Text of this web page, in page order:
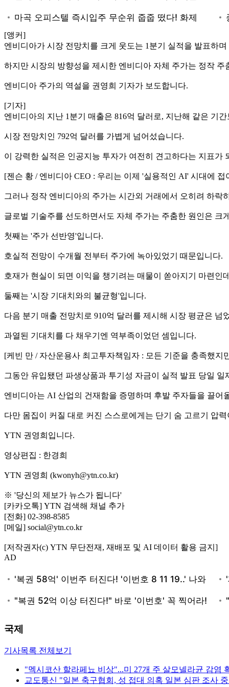
[앵커]
엔비디아가 시장 전망치를 크게 웃도는 1분기 실적을 발표하
하지만 시장의 방향성을 제시한 엔비디아 자체 주가는 정작 주
엔비디아 주가의 역설을 권영희 기자가 보도합니다.
[기자]
엔비디아의 지난 1분기 매출은 816억 달러로, 지난해 같은 기
시장 전망치인 792억 달러를 가볍게 넘어섰습니다.
이 강력한 실적은 인공지능 투자가 여전히 견고하다는 지표
[젠슨 황 / 엔비디아 CEO : 우리는 이제 '실용적인 AI' 시대에
그러나 정작 엔비디아의 주가는 시간외 거래에서 오히려 하락
글로벌 기술주를 선도하면서도 자체 주가는 주춤한 원인은 크
첫째는 '주가 선반영'입니다.
호실적 전망이 수개월 전부터 주가에 녹아있었기 때문입니다.
호재가 현실이 되면 이익을 챙기려는 매물이 쏟아지기 마련
둘째는 '시장 기대치와의 불균형'입니다.
다음 분기 매출 전망치로 910억 달러를 제시해 시장 평균은
과열된 기대치를 다 채우기엔 역부족이었던 셈입니다.
[케빈 만 / 자산운용사 최고투자책임자 : 모든 기준을 충족했
그동안 유입됐던 파생상품과 투기성 자금이 실적 발표 당일
엔비디아는 AI 산업의 건재함을 증명하며 후발 주자들을 끌어
다만 몸집이 커질 대로 커진 스스로에게는 단기 숨 고르기 압
YTN 권영희입니다.
영상편집 : 한경희
YTN 권영희 (kwonyh@ytn.co.kr)
※ '당신의 제보가 뉴스가 됩니다'
[카카오톡] YTN 검색해 채널 추가
[전화] 02-398-8585
[메일] social@ytn.co.kr
[저작권자(c) YTN 무단전재, 재배포 및 AI 데이터 활용 금지]
AD
국제
기사목록 전체보기
"멕시코산 할라페뇨 비상"...미 27개 주 살모넬라균 감염
교도통신 "일본 축구협회, 성 접대 의혹 일본 심판 조사